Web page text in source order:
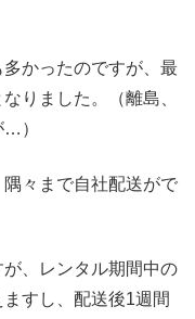
かったのですが、最
りました。（離島、
）
々まで自社配送がで
、レンタル期間中の
すし、配送後1週間